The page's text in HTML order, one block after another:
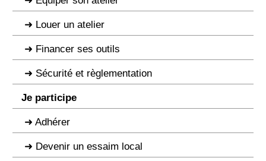
Louer un atelier
Financer ses outils
Sécurité et règlementation
Je participe
Adhérer
Devenir un essaim local